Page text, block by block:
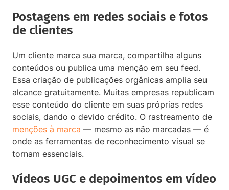
Postagens em redes sociais e fotos
de clientes
Um cliente marca sua marca, compartilha alguns
conteúdos ou publica uma menção em seu feed.
Essa criação de publicações orgânicas amplia seu
alcance gratuitamente. Muitas empresas republicam
esse conteúdo do cliente em suas próprias redes
sociais, dando o devido crédito. O rastreamento de
menções à marca — mesmo as não marcadas — é
onde as ferramentas de reconhecimento visual se
tornam essenciais.
Vídeos UGC e depoimentos em vídeo